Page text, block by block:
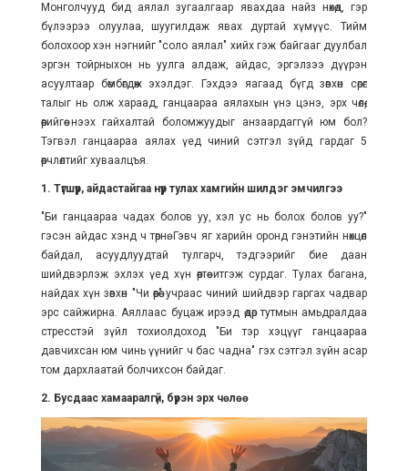
Монголчууд бид аялал зугаалгаар явахдаа найз нөхөд, гэр
бүлээрээ олуулаа, шуугилдаж явах дуртай хүмүүс. Тийм
болохоор хэн нэгнийг "соло аялал" хийх гэж байгааг дуулбал
эргэн тойрныхон нь уулга алдаж, айдас, эргэлзээ дүүрэн
асуултаар бөмбөгдөж эхэлдэг. Гэхдээ яагаад бүгд зөвхөн сөрөг
талыг нь олж хараад, ганцаараа аялахын үнэ цэнэ, эрх чөлөө,
өөрийгөө нээх гайхалтай боломжуудыг анзаардаггүй юм бол?
Тэгвэл ганцаараа аялах үед чиний сэтгэл зүйд гардаг 5
өөрчлөлтийг хуваалцъя.
1. Түгшүүр, айдастайгаа нүүр тулах хамгийн шилдэг эмчилгээ
"Би ганцаараа чадах болов уу, хэл ус нь болох болов уу?"
гэсэн айдас хэнд ч төрнө. Гэвч яг харийн оронд гэнэтийн нөхцөл
байдал, асуудлуудтай тулгарч, тэдгээрийг бие даан
шийдвэрлэж эхлэх үед хүн өөртөө итгэж сурдаг. Тулах багана,
найдах хүн зөвхөн "Чи өөрөө" учраас чиний шийдвэр гаргах чадвар
эрс сайжирна. Аяллаас буцаж ирээд өдөр тутмын амьдралдаа
стресстэй зүйл тохиолдоход "Би тэр хэцүүг ганцаараа
давчихсан юм чинь үүнийг ч бас чадна" гэх сэтгэл зүйн асар
том дархлаатай болчихсон байдаг.
2. Бусдаас хамааралгүй, бүрэн эрх чөлөө